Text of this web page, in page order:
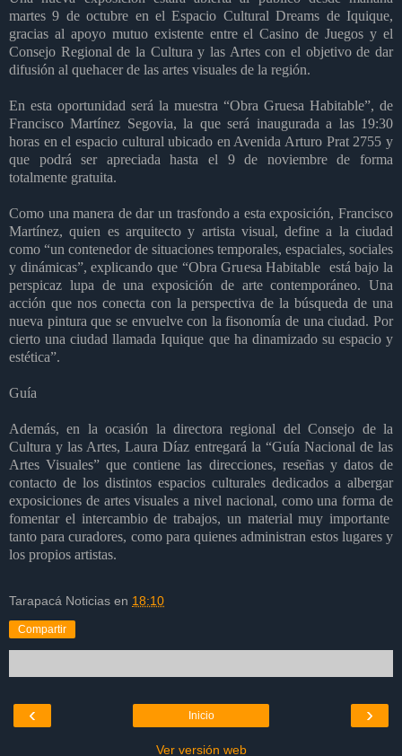
martes 9 de octubre en el Espacio Cultural Dreams de Iquique,
gracias al apoyo mutuo existente entre el Casino de Juegos y el
Consejo Regional de la Cultura y las Artes con el objetivo de dar
difusión al quehacer de las artes visuales de la región.
En esta oportunidad será la muestra “Obra Gruesa Habitable”, de
Francisco Martínez Segovia, la que será inaugurada a las 19:30
horas en el espacio cultural ubicado en Avenida Arturo Prat 2755 y
que podrá ser apreciada hasta el 9 de noviembre de forma
totalmente gratuita.
Como una manera de dar un trasfondo a esta exposición, Francisco
Martínez, quien es arquitecto y artista visual, define a la ciudad
como “un contenedor de situaciones temporales, espaciales, sociales
y dinámicas”, explicando que “Obra Gruesa Habitable está bajo la
perspicaz lupa de una exposición de arte contemporáneo. Una
acción que nos conecta con la perspectiva de la búsqueda de una
nueva pintura que se envuelve con la fisonomía de una ciudad. Por
cierto una ciudad llamada Iquique que ha dinamizado su espacio y
estética”.
Guía
Además, en la ocasión la directora regional del Consejo de la
Cultura y las Artes, Laura Díaz entregará la “Guía Nacional de las
Artes Visuales” que contiene las direcciones, reseñas y datos de
contacto de los distintos espacios culturales dedicados a albergar
exposiciones de artes visuales a nivel nacional, como una forma de
fomentar el intercambio de trabajos, un material muy importante
tanto para curadores, como para quienes administran estos lugares y
los propios artistas.
Tarapacá Noticias en 18:10
Compartir
‹ ›
Inicio
Ver versión web